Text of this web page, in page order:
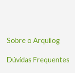
Sobre o Arquilog
Dúvidas Frequentes